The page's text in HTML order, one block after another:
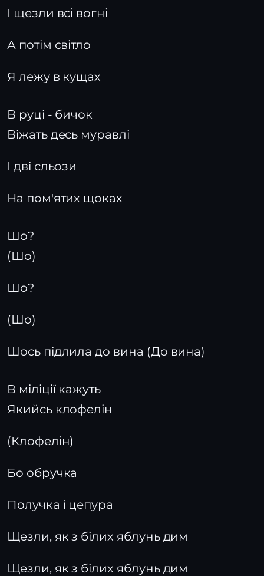
І щезли всі вогні
А потім світло
Я лежу в кущах
В руці - бичок
Віжать десь муравлі
І дві сльози
На пом'ятих щоках
Шо?
(Шо)
Шо?
(Шо)
Шось підлила до вина (До вина)
В міліції кажуть
Якийсь клофелін
(Клофелін)
Бо обручка
Получка і цепура
Щезли, як з білих яблунь дим
Щезли, як з білих яблунь дим